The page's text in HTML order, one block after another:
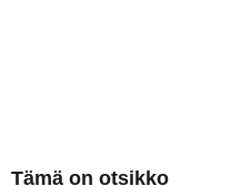
Tämä on otsikko